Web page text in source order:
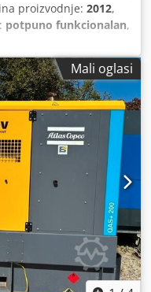
proizvodnje: 2012,
potpuno funkcionalan,
ZR90 90 kW
min Godina
Mali oglasi